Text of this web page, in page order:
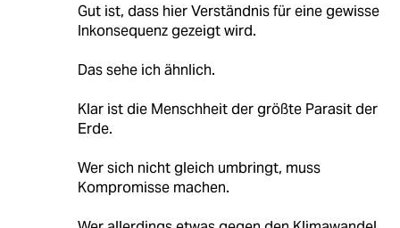
Gut ist, dass hier Verständnis für eine gewisse
Inkonsequenz gezeigt wird.
Das sehe ich ähnlich.
Klar ist die Menschheit der größte Parasit der
Erde.
Wer sich nicht gleich umbringt, muss
Kompromisse machen.